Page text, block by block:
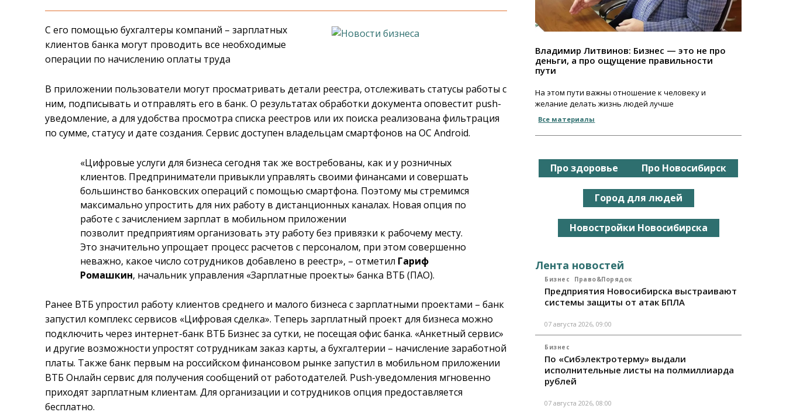
С его помощью бухгалтеры компаний – зарплатных
клиентов банка могут проводить все необходимые
операции по начислению оплаты труда
В приложении пользователи могут просматривать детали реестра, отслеживать статусы работы с
ним, подписывать и отправлять его в банк. О результатах обработки документа оповестит push-
уведомление, а для удобства просмотра списка реестров или их поиска реализована фильтрация
по сумме, статусу и дате создания. Сервис доступен владельцам смартфонов на ОСAndroid.
«Цифровые услуги для бизнеса сегодня так же востребованы, как и у розничных
клиентов. Предприниматели привыкли управлять своими финансами и совершать
большинство банковских операций с помощью смартфона. Поэтому мы стремимся
максимально упростить для них работу в дистанционных каналах. Новая опция по
работе с зачислением зарплат в мобильном приложении
позволит предприятиям организовать эту работу без привязки к рабочему месту.
Это значительно упрощает процесс расчетов с персоналом, при этом совершенно
неважно, какое число сотрудников добавлено в реестр», – отметил Гариф
Ромашкин, начальник управления «Зарплатные проекты» банка ВТБ (ПАО).
Ранее ВТБ упростил работу клиентов среднего и малого бизнеса с зарплатными проектами – банк
запустил комплекс сервисов «Цифровая сделка». Теперь зарплатный проект для бизнеса можно
подключить через интернет-банк ВТБ Бизнес за сутки, не посещая офис банка. «Анкетный сервис»
и другие возможности упростят сотрудникам заказ карты, а бухгалтерии – начисление заработной
платы. Также банк первым на российском финансовом рынке запустил в мобильном приложении
ВТБ Онлайн сервис для получения сообщений от работодателей. Push-уведомления мгновенно
приходят зарплатным клиентам. Для организации и сотрудников опция предоставляется
бесплатно.
Владимир Литвинов: Бизнес — это не про
деньги, а про ощущение правильности
пути
На этом пути важны отношение к человеку и
желание делать жизнь людей лучше
Все материалы
Про здоровье Про Новосибирск
Город для людей
Новостройки Новосибирска
Лента новостей
Бизнес Право&Порядок
Предприятия Новосибирска выстраивают
системы защиты от атак БПЛА
07 августа 2026, 09:00
Бизнес
По «Сибэлектротерму» выдали
исполнительные листы на полмиллиарда
рублей
07 августа 2026, 08:00